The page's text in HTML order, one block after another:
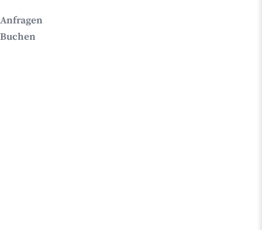
Anfragen
Buchen